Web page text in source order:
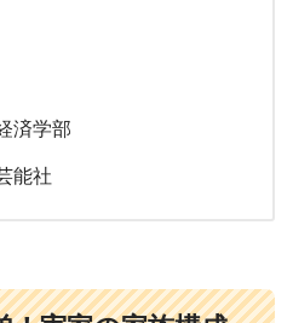
済学部
能社